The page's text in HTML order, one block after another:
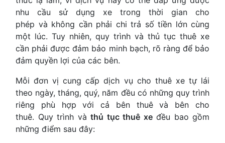
nhu cầu sử dụng xe trong thời gian cho
phép và không cần phải chi trả số tiền lớn cùng
một lúc. Tuy nhiên, quy trình và thủ tục thuê xe
cần phải được đảm bảo minh bạch, rõ ràng để bảo
đảm quyền lợi của các bên.
Mỗi đơn vị cung cấp dịch vụ cho thuê xe tự lái
theo ngày, tháng, quý, năm đều có những quy trình
riêng phù hợp với cả bên thuê và bên cho
thuê. Quy trình và thủ tục thuê xeđều bao gồm
những điểm sau đây: